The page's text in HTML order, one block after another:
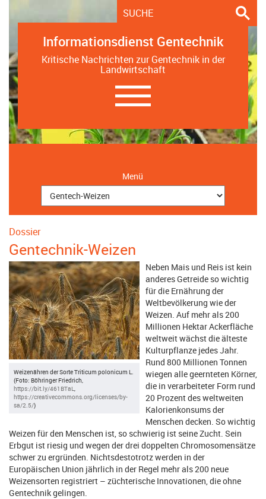
Informationsdienst Gentechnik
Kritische Nachrichten zur Gentechnik in der
Landwirtschaft
Navigation
ein-/ausblenden
Menü
Dossier
Gentechnik-Weizen
Weizenähren der Sorte Triticum polonicum L.
(Foto: Böhringer Friedrich,
https://bit.ly/461BTaL
https://creativecommons.org/licenses/by-
sa/2.5/)
Neben Mais und Reis ist kein
anderes Getreide so wichtig
für die Ernährung der
Weltbevölkerung wie der
Weizen. Auf mehr als 200
Millionen Hektar Ackerfläche
weltweit wächst die älteste
Kulturpflanze jedes Jahr.
Rund 800 Millionen Tonnen
wiegen alle geernteten Körner,
die in verarbeiteter Form rund
20 Prozent des weltweiten
Kalorienkonsums der
Menschen decken. So wichtig
Weizen für den Menschen ist, so schwierig ist seine Zucht. Sein
Erbgut ist riesig und wegen der drei doppelten Chromosomensätze
schwer zu ergründen. Nichtsdestotrotz werden in der
Europäischen Union jährlich in der Regel mehr als 200 neue
Weizensorten registriert – züchterische Innovationen, die ohne
Gentechnik gelingen.